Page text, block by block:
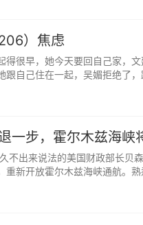
）焦虑
得很早，她今天要回自己家，
跟自己住在一起，吴媚拒绝了
一步，霍尔木兹海峡
不出来说法的美国财政部长贝
重新开放霍尔木兹海峡通航。